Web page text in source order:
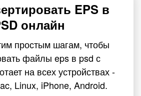
EPS в
онлайн
простым шагам, чтобы
файлы eps в psd с
на всех устройствах -
Linux, iPhone, Android.